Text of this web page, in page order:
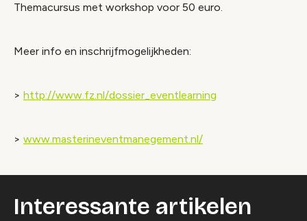
Themacursus met workshop voor 50 euro.
Meer info en inschrijfmogelijkheden:
> http://www.fz.nl/dossier_eventlearning
> www.masterineventmanegement.nl/
Interessante artikelen